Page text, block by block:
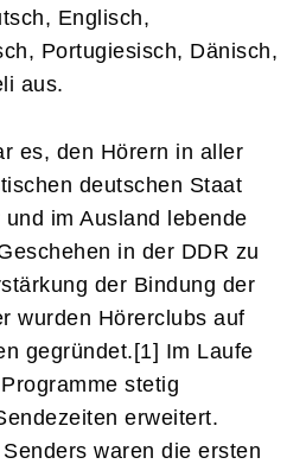
Englisch,
Portugiesisch, Dänisch,
aus.
es, den Hörern in aller
deutschen Staat
im Ausland lebende
in der DDR zu
der Bindung der
wurden Hörerclubs auf
gegründet.[1] Im Laufe
stetig
erweitert.
waren die ersten